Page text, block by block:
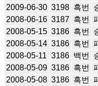
2009-06-30 3198 흑번
2008-06-16 3187 흑번
2008-05-15 3186 흑번
2008-05-14 3186 흑번
2008-05-11 3186 백번
2008-05-09 3186 흑번
2008-05-08 3186 흑번